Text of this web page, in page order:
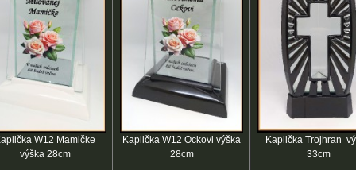
W12 Mamičke
výška 28cm
Kaplička W12 Ockovi výška
28cm
Kaplička Trojhran
33cm